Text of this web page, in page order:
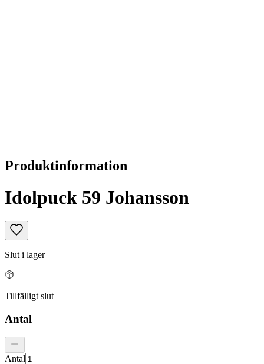
Produktinformation
Idolpuck 59 Johansson
Slut i lager
Tillfälligt slut
Antal
Antal